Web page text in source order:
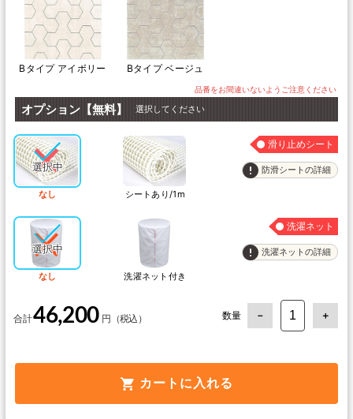
Bタイプ アイボリー Bタイプ ベージュ
オプション【無料】 選択してください
なし シートあり/1m
滑り止めシート
防滑シートの詳細
なし 洗濯ネット付き
洗濯ネット
洗濯ネットの詳細
46,200 数量
カートに入れる